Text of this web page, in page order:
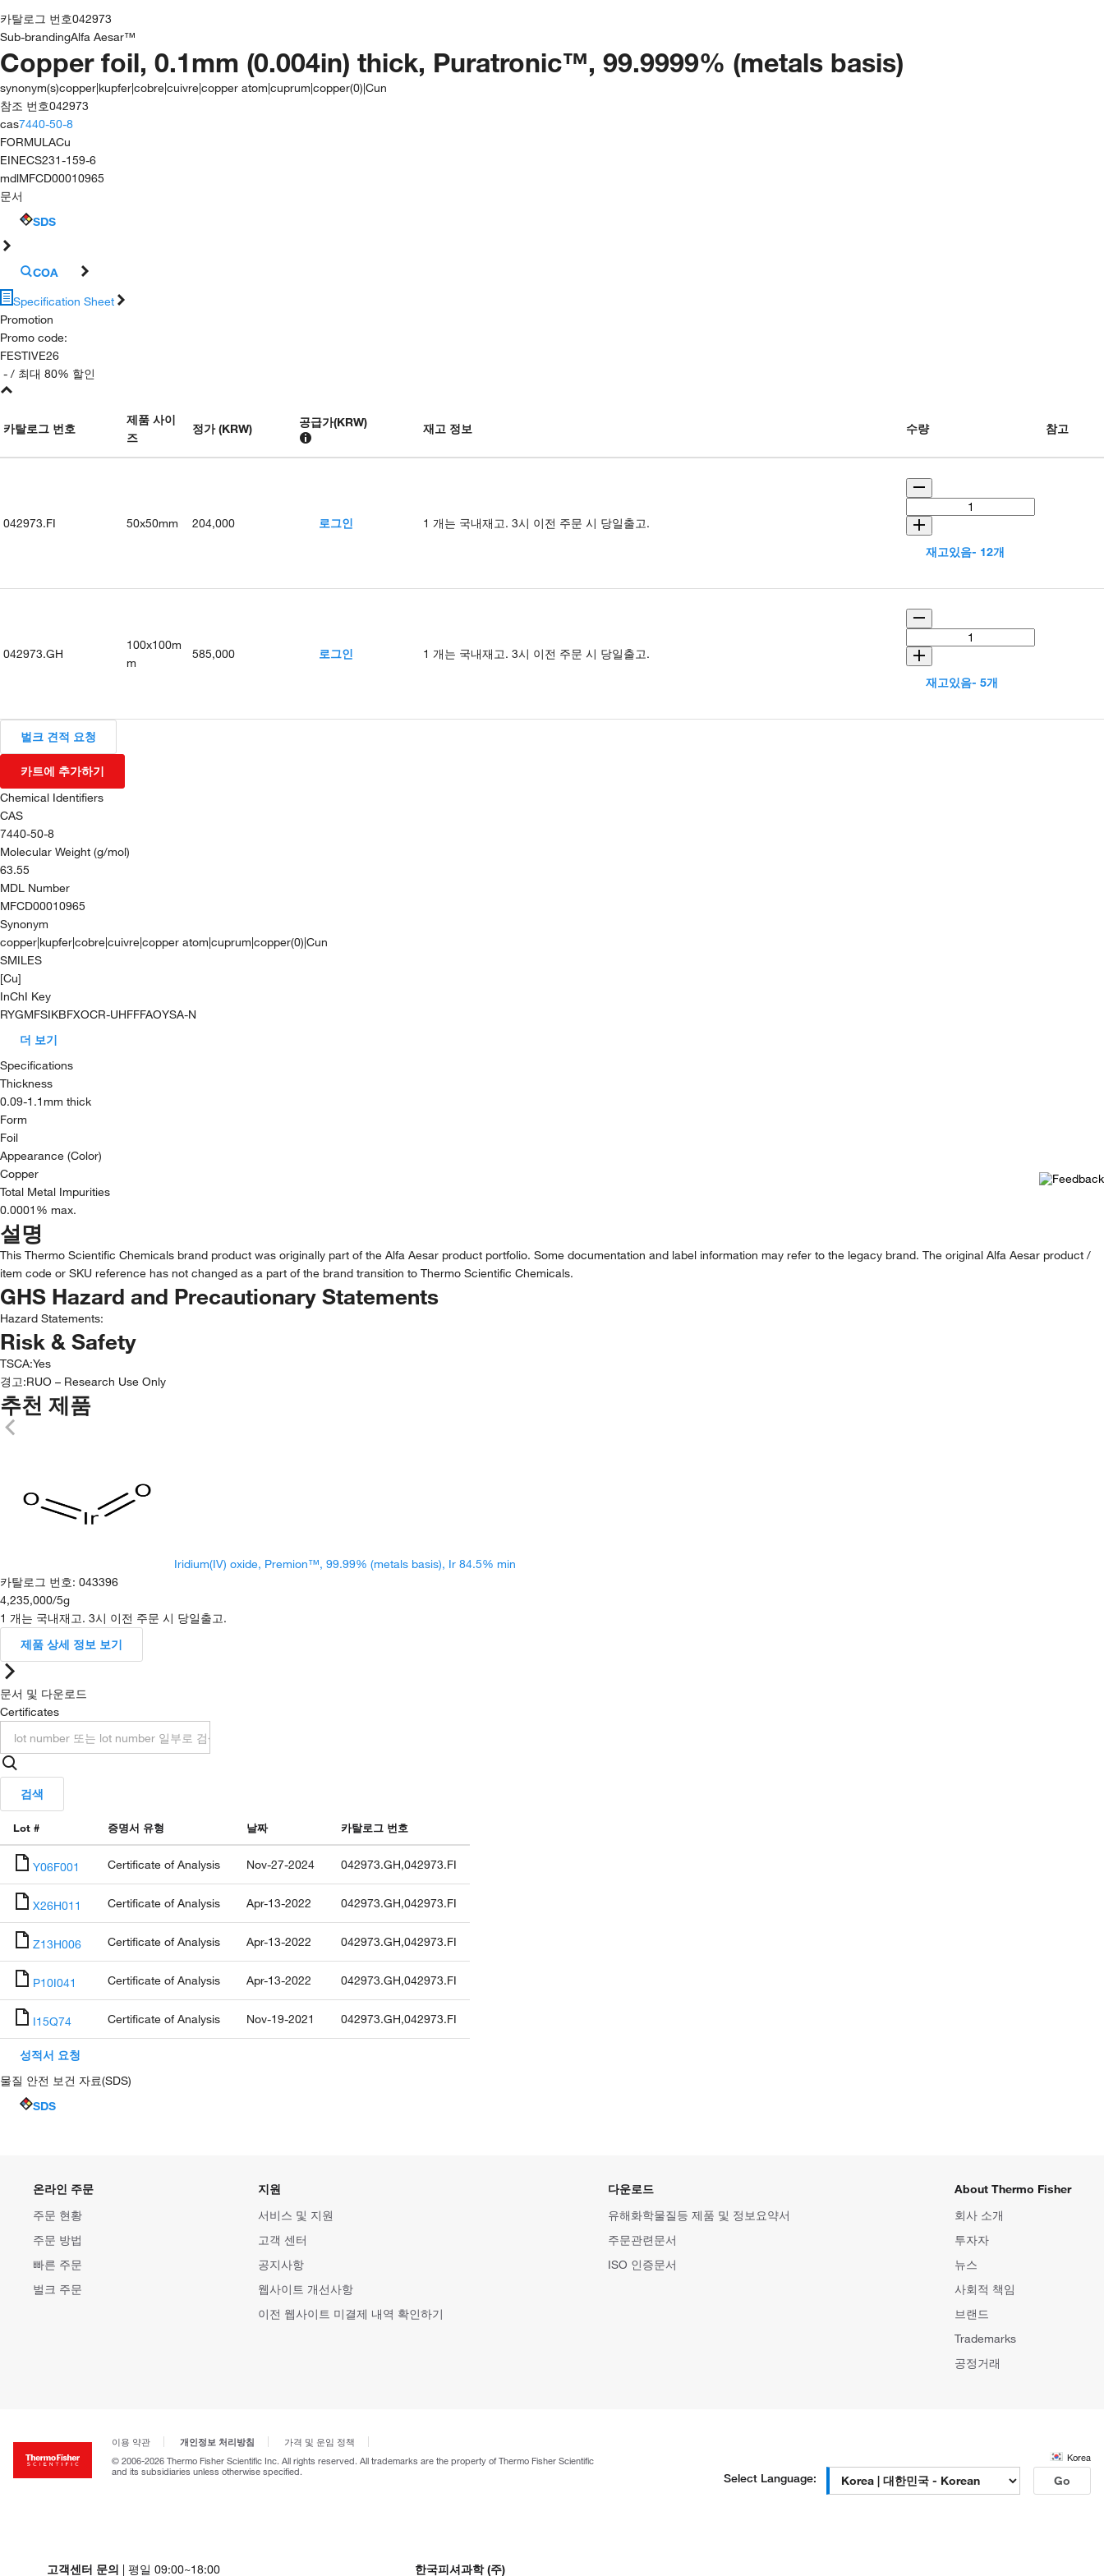
카탈로그 번호042973
Sub-brandingAlfa Aesar™
Copper foil, 0.1mm (0.004in) thick, Puratronic™, 99.9999% (metals basis)
synonym(s)copper|kupfer|cobre|cuivre|copper atom|cuprum|copper(0)|Cun
참조 번호042973
cas7440-50-8
FORMULACu
EINECS231-159-6
mdlMFCD00010965
문서
SDS
COA
Specification Sheet
Promotion
Promo code:
FESTIVE26
- / 최대 80% 할인
카탈로그 번호
제품 사이
즈
정가 (KRW) 공급가(KRW) 재고 정보 수량 참고
042973.FI 50x50mm 204,000 로그인 1 개는 국내재고. 3시 이전 주문 시 당일출고.
재고있음- 12개
042973.GH
100x100m
m
585,000 로그인 1 개는 국내재고. 3시 이전 주문 시 당일출고.
재고있음- 5개
벌크 견적 요청
카트에 추가하기
Chemical Identifiers
CAS
7440-50-8
Molecular Weight (g/mol)
63.55
MDL Number
MFCD00010965
Synonym
copper|kupfer|cobre|cuivre|copper atom|cuprum|copper(0)|Cun
SMILES
[Cu]
InChI Key
RYGMFSIKBFXOCR-UHFFFAOYSA-N
더 보기
Specifications
Thickness
0.09-1.1mm thick
Form
Foil
Appearance (Color)
Copper
Total Metal Impurities
0.0001% max.
설명
This Thermo Scientific Chemicals brand product was originally part of the Alfa Aesar product portfolio. Some documentation and label information may refer to the legacy brand. The original Alfa Aesar product /
item code or SKU reference has not changed as a part of the brand transition to Thermo Scientific Chemicals.
GHS Hazard and Precautionary Statements
Hazard Statements:
Risk & Safety
TSCA:Yes
경고:RUO – Research Use Only
추천 제품
Iridium(IV) oxide, Premion™, 99.99% (metals basis), Ir 84.5% min
카탈로그 번호: 043396
4,235,000/5g
1 개는 국내재고. 3시 이전 주문 시 당일출고.
제품 상세 정보 보기
문서 및 다운로드
Certificates
검색
Lot # 증명서 유형 날짜 카탈로그 번호
Y06F001 Certificate of Analysis Nov-27-2024 042973.GH,042973.FI
X26H011 Certificate of Analysis Apr-13-2022 042973.GH,042973.FI
Z13H006 Certificate of Analysis Apr-13-2022 042973.GH,042973.FI
P10I041 Certificate of Analysis Apr-13-2022 042973.GH,042973.FI
I15Q74 Certificate of Analysis Nov-19-2021 042973.GH,042973.FI
성적서 요청
물질 안전 보건 자료(SDS)
SDS
온라인 주문
주문 현황
주문 방법
빠른 주문
벌크 주문
지원
서비스 및 지원
고객 센터
공지사항
웹사이트 개선사항
이전 웹사이트 미결제 내역 확인하기
다운로드
유해화학물질등 제품 및 정보요약서
주문관련문서
ISO 인증문서
About Thermo Fisher
회사 소개
투자자
뉴스
사회적 책임
브랜드
Trademarks
공정거래
이용 약관 개인정보 처리방침
가격 및 운임 정책
© 2006-2026 Thermo Fisher Scientific Inc. All rights reserved. All trademarks are the property of Thermo Fisher Scientific
and its subsidiaries unless otherwise specified.
Korea
Select Language: Go
고객센터 문의 | 평일 09:00~18:00 한국피셔과학 (주)